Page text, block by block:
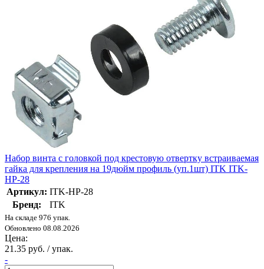
Набор винта с головкой под крестовую отвертку встраиваемая
гайка для крепления на 19дюйм профиль (уп.1шт) ITK ITK-
HP-28
Артикул: ITK-HP-28
Бренд:
ITK
На складе 976 упак.
Обновлено 08.08.2026
Цена:
21.35 руб. / упак.
-